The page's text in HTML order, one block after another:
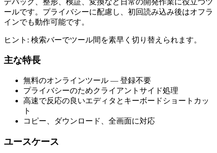
ールです。プライバシーに配慮し、初回読み込み後はオフラ
インでも動作可能です。
ヒント: 検索バーでツール間を素早く切り替えられます。
主な特長
無料のオンラインツール — 登録不要
プライバシーのためクライアントサイド処理
高速で反応の良いエディタとキーボードショートカッ
ト
コピー、ダウンロード、全画面に対応
ユースケース